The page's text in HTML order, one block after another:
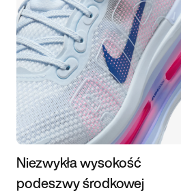
Niezwykła wysokość
podeszwy środkowej